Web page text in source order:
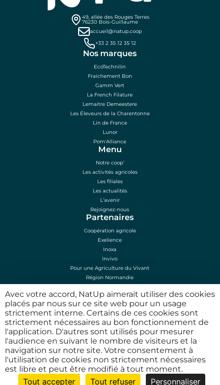
Avec votre accord, NatUp aimerait utiliser des cookies
placés par nous sur ce site web pour un usage
strictement interne. Certains de ces cookies sont
strictement nécessaires au bon fonctionnement de
l'application. D'autres sont utilisés pour mesurer
l'audience en suivant le nombre de visiteurs et la
navigation sur notre site. Votre consentement à
l'utilisation de cookies non strictement nécessaires
est libre et peut être modifié à tout moment.
Tout accepter Tout refuser Personnaliser
49, allée des Rouges Terres
76230 Bois-Guillaume
accueil@natup.coop
+33 2 35 12 35 12
Nos marques
EcoTechnilin
Fraichement Bon
Gamm Vert
La French Filature
Lemaitre Demeestere
Les Éleveurs de la Charentonne
Lin de France
Lunor
Pom'Alliance
Menu
Notre coop’
Les activités agricoles
Les filiales
Les actualités
L’avenir
Rejoignez-nous
Partenaires
Coopération agricole
Exelience
Inoxa
Invivo
Pour une Agriculture du Vivant
Région Normandie
Mentions légales
Mentions légales
Plan du site
Conditions d’utilisation
Politique de confidentialité
N° Agrément phyto HN00131